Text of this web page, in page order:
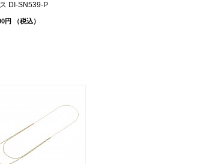
DI-SN539-P
円 （税込）